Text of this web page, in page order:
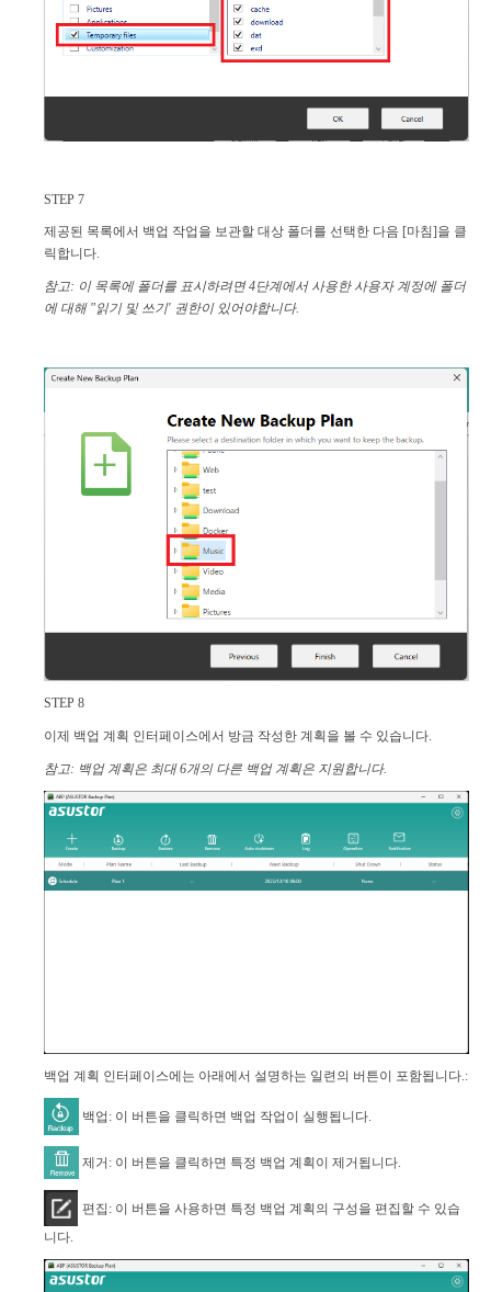
STEP 7
제공된 목록에서 백업 작업을 보관할 대상 폴더를 선택한 다음 [마침]을 클
릭합니다.
참고: 이 목록에 폴더를 표시하려면 4단계에서 사용한 사용자 계정에 폴더
에 대해 "읽기 및 쓰기' 권한이 있어야합니다.
STEP 8
이제 백업 계획 인터페이스에서 방금 작성한 계획을 볼 수 있습니다.
참고: 백업 계획은 최대 6개의 다른 백업 계획은 지원합니다.
백업 계획 인터페이스에는 아래에서 설명하는 일련의 버튼이 포함됩니다.:
백업: 이 버튼을 클릭하면 백업 작업이 실행됩니다.
제거: 이 버튼을 클릭하면 특정 백업 계획이 제거됩니다.
편집: 이 버튼을 사용하면 특정 백업 계획의 구성을 편집할 수 있습
니다.